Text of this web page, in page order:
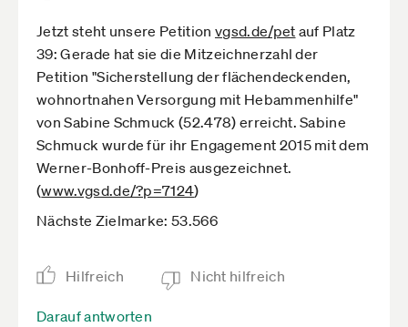
Jetzt steht unsere Petition vgsd.de­/pet auf Platz
39: Gerade hat sie die Mitzeichnerzahl der
Petition "Sicherstellung der flächendeckenden,
wohnortnahen Versorgung mit Hebammenhilfe"
von Sabine Schmuck (52.478) erreicht. Sabine
Schmuck wurde für ihr Engagement 2015 mit dem
Werner-Bonhoff-Preis ausgezeichnet.
(www.vgsd.de­/?p=7124)
Nächste Zielmarke: 53.566
Hilfreich Nicht hilfreich
Darauf antworten